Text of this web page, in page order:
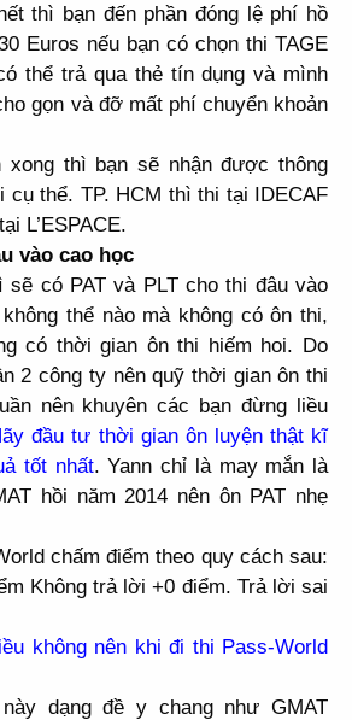
thì bạn đến phần đóng lệ phí hồ
Euros nếu bạn có chọn thi TAGE
thể trả qua thẻ tín dụng và mình
gọn và đỡ mất phí chuyển khoản
xong thì bạn sẽ nhận được thông
cụ thể. TP. HCM thì thi tại IDECAF
L’ESPACE.
vào cao học
có PAT và PLT cho thi đâu vào
thể nào mà không có ôn thi,
có thời gian ôn thi hiếm hoi. Do
2 công ty nên quỹ thời gian ôn thi
nên khuyên các bạn đừng liều
đầu tư thời gian ôn luyện thật kĩ
tốt nhất. Yann chỉ là may mắn là
hồi năm 2014 nên ôn PAT nhẹ
chấm điểm theo quy cách sau:
Không trả lời +0 điểm. Trả lời sai
không nên khi đi thi Pass-World
dạng đề y chang như GMAT